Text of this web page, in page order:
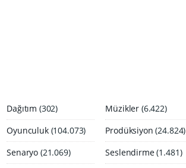
Dağıtım (302) Müzikler (6.422)
Oyunculuk(104.073) Prodüksiyon (24.824)
Senaryo (21.069) Seslendirme(1.481)